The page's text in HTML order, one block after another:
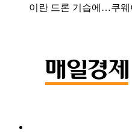
이란 드론 기습에…쿠웨